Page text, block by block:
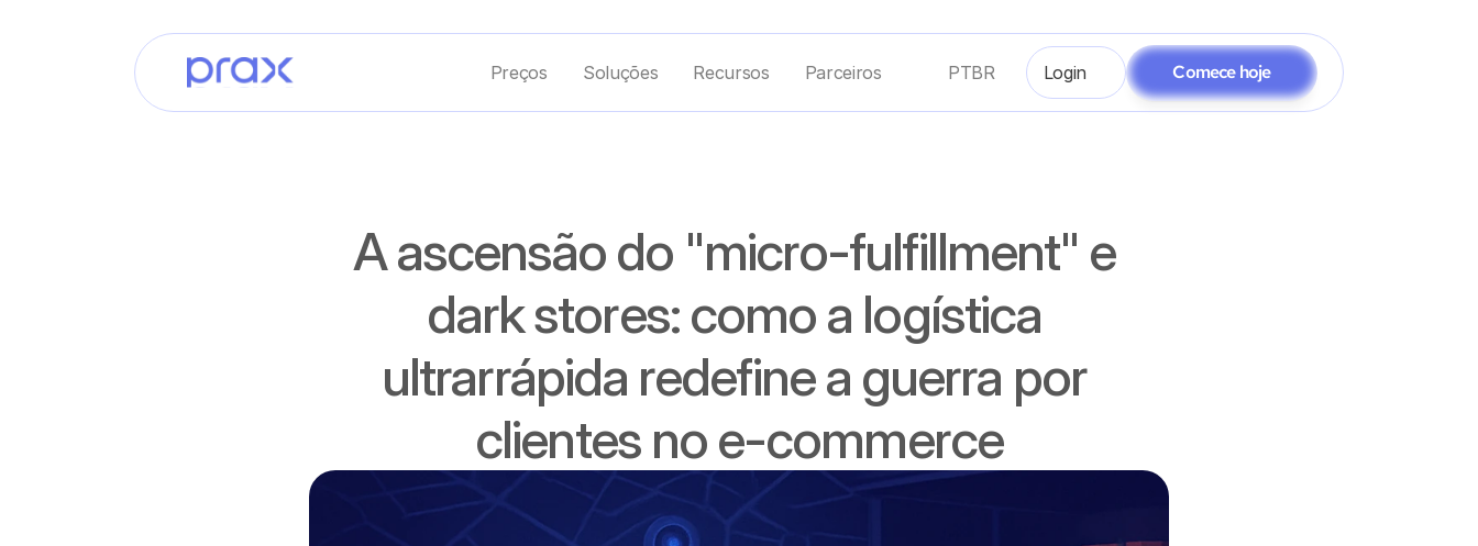
A ascensão do "micro-fulfillment" e
dark stores: como a logística
ultrarrápida redefine a guerra por
clientes no e-commerce
10 de nov. de 2025
Preços Soluções Recursos Parceiros PTBR Login Comece hoje